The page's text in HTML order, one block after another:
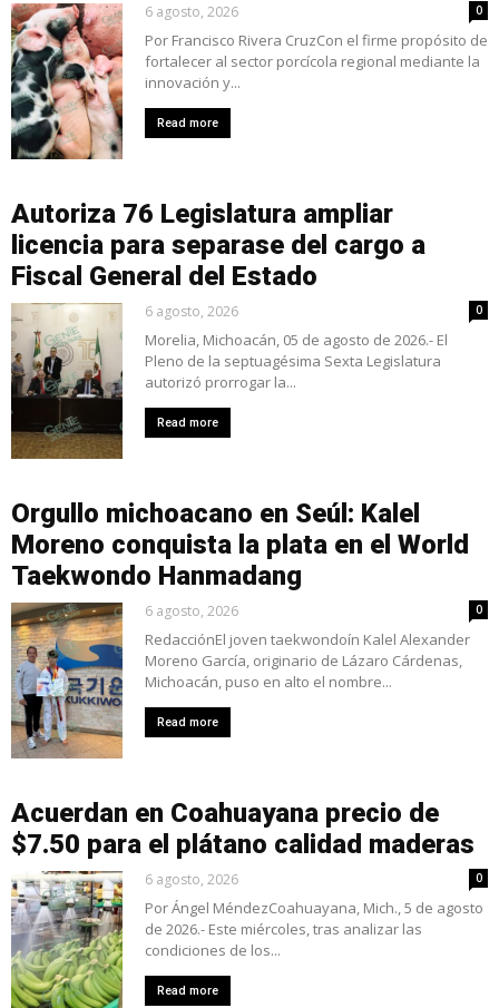
6 agosto, 2026 0
Por Francisco Rivera CruzCon el firme propósito de
fortalecer al sector porcícola regional mediante la
innovación y...
Read more
Autoriza 76 Legislatura ampliar
licencia para separase del cargo a
Fiscal General del Estado
6 agosto, 2026 0
Morelia, Michoacán, 05 de agosto de 2026.- El
Pleno de la septuagésima Sexta Legislatura
autorizó prorrogar la...
Read more
Orgullo michoacano en Seúl: Kalel
Moreno conquista la plata en el World
Taekwondo Hanmadang
6 agosto, 2026 0
RedacciónEl joven taekwondoín Kalel Alexander
Moreno García, originario de Lázaro Cárdenas,
Michoacán, puso en alto el nombre...
Read more
Acuerdan en Coahuayana precio de
$7.50 para el plátano calidad maderas
6 agosto, 2026 0
Por Ángel MéndezCoahuayana, Mich., 5 de agosto
de 2026.- Este miércoles, tras analizar las
condiciones de los...
Read more